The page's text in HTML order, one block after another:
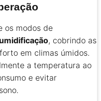
os modos de
, cobrindo as
em climas úmidos.
a temperatura ao
e evitar